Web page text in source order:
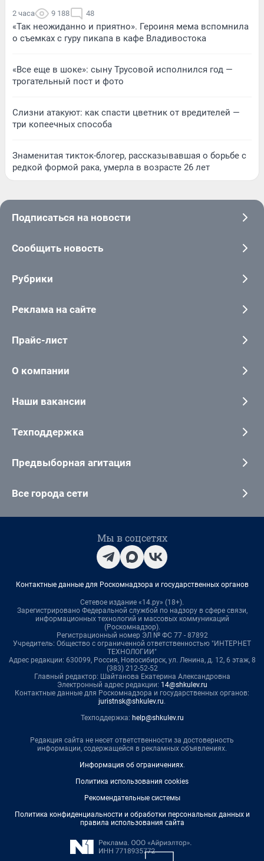
2 часа 9 188 48
«Так неожиданно и приятно». Героиня мема вспомнила
о съемках с гуру пикапа в кафе Владивостока
«Все еще в шоке»: сыну Трусовой исполнился год —
трогательный пост и фото
Слизни атакуют: как спасти цветник от вредителей —
три копеечных способа
Знаменитая тикток-блогер, рассказывавшая о борьбе с
редкой формой рака, умерла в возрасте 26 лет
Подписаться на новости
Сообщить новость
Рубрики
Реклама на сайте
Прайс-лист
О компании
Наши вакансии
Техподдержка
Предвыборная агитация
Все города сети
Мы в соцсетях
Контактные данные для Роскомнадзора и государственных органов
Сетевое издание «14.ру» (18+).
Зарегистрировано Федеральной службой по надзору в сфере связи,
информационных технологий и массовых коммуникаций
(Роскомнадзор).
Регистрационный номер ЭЛ № ФС 77 - 87892
Учредитель: Общество с ограниченной ответственностью "ИНТЕРНЕТ
ТЕХНОЛОГИИ"
Адрес редакции: 630099, Россия, Новосибирск, ул. Ленина, д. 12, 6 этаж, 8
(383) 212-52-52
Главный редактор: Шайтанова Екатерина Александровна
Электронный адрес редакции: 14@shkulev.ru
Контактные данные для Роскомнадзора и государственных органов:
juristnsk@shkulev.ru.
Техподдержка: help@shkulev.ru
Редакция сайта не несет ответственности за достоверность
информации, содержащейся в рекламных объявлениях.
Информация об ограничениях.
Политика использования cookies
Рекомендательные системы
Политика конфиденциальности и обработки персональных данных и
правила использования сайта